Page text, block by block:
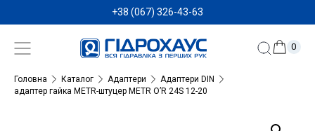
+38 (067) 326-43-63
0
Головна Каталог Адаптери
Адаптери DIN
адаптер гайка METR-штуцер METR O’R 24S 12-20